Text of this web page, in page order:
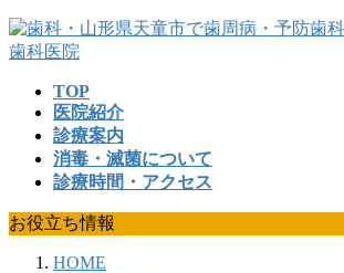
コ
ン
ッ
プ
ナ
ビ
移
動
TOP
医院紹介
診療案内
消毒・滅菌について
診療時間・アクセス
お役立ち情報
HOME